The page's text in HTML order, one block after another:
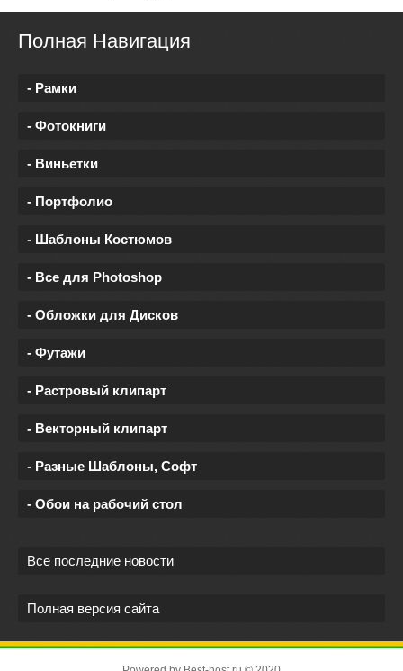
Полная Навигация
- Рамки
- Фотокниги
- Виньетки
- Портфолио
- Шаблоны Костюмов
- Все для Photoshop
- Обложки для Дисков
- Футажи
- Растровый клипарт
- Векторный клипарт
- Разные Шаблоны, Софт
- Обои на рабочий стол
Все последние новости
Полная версия сайта